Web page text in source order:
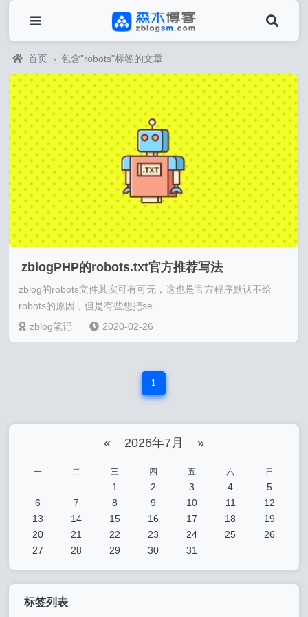
首页 › 包含"robots"标签的文章
zblogPHP的robots.txt官方推荐写法
zblog的robots文件其实可有可无，这也是官方程序默认不给
robots的原因，但是有些想把se...
zblog笔记
2020-02-26
1
« 2026年7月 »
一 二 三 四 五 六 日
1 2 3 4
5
6
7 8 9 10 11
12
13
14 15 16 17 18
19
20
21 22 23 24 25
26
27
28 29 30 31
标签列表